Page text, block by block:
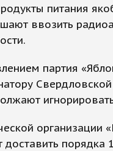
питания
ввозить
партия
организации
доставить порядка